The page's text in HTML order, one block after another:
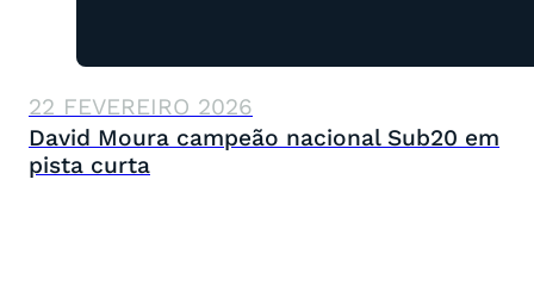
22 FEVEREIRO 2026
David Moura campeão nacional Sub20 em
pista curta